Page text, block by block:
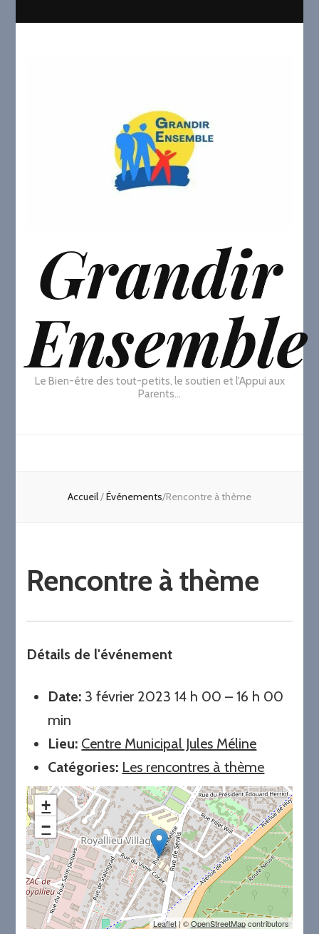
Grandir
Ensemble
Le Bien-être des tout-petits, le soutien et l'Appui aux
Parents…
Accueil/Événements/Rencontre à thème
Rencontre à thème
Détails de l'événement
Date: 3 février 2023 14 h 00 –16 h 00
min
Lieu: Centre Municipal Jules Méline
Catégories: Les rencontres à thème
+
−
Leaflet| ©OpenStreetMapcontributors